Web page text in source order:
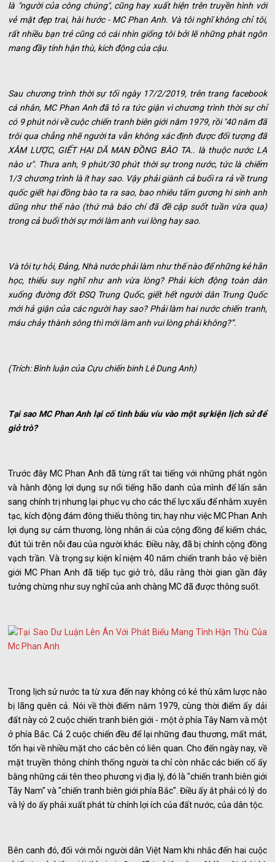
là "người của công chúng", cũng hay xuất hiện trên truyền hình với
vẻ mặt đẹp trai, hài hước - MC Phan Anh. Và tôi nghĩ không chỉ tôi,
rất nhiều bạn trẻ cũng có cái nhìn giống tôi bởi lẽ những phát ngôn
mang đầy tính hận thù, kích động của cậu.
Sau chương trình thời sự tối ngày 17/2/2019, trên trang facebook
cá nhân, MC Phan Anh đã tỏ ra tức giận vì chương trình thời sự chỉ
có 9 phút nói về cuộc chiến tranh biên giới năm 1979, rồi "40 năm đã
trôi qua chẳng nhẽ người ta vẫn không xác định được đối tượng đã
XÂM LƯỢC, GIẾT HẠI DÃ MAN ĐỒNG BÀO TA.. là thuộc nước LẠ
nào ư". Thưa anh, 9 phút/30 phút thời sự trong nước, tức là chiếm
1/3 chương trình là ít hay sao. Vậy phải giành cả buổi ra rả về trung
quốc giết hại đồng bào ta ra sao, bao nhiêu tấm gương hi sinh anh
dũng như thế nào (thứ mà báo chí đã đề cập suốt tuần vừa qua)
trong cả buổi thời sự mới làm anh vui lòng hay sao.
Và tôi tự hỏi, Đảng, Nhà nước phải làm như thế nào để những kẻ hằn
học, thiếu suy nghĩ như anh vừa lòng? Phải kích động toàn dân
xuống đường đốt ĐSQ Trung Quốc, giết hết người dân Trung Quốc
mới hả giận của các người hay sao? Phải làm hai nước chiến tranh,
máu chảy thành sông thì mới làm anh vui lòng phải không?”.
(Trích: Bình luận của Cựu chiến binh Lê Dung Anh)
Tại sao MC Phan Anh lại cố tình bấu víu vào một sự kiện lịch sử để
giở trò?
Trước đây MC Phan Anh đã từng rất tai tiếng với những phát ngôn
và hành động lợi dụng sự nổi tiếng hão danh của mình để lấn sân
sang chính trị nhưng lại phục vụ cho các thế lực xấu để nhằm xuyên
tạc, kích động đám đông thiếu thông tin; hay như việc MC Phan Anh
lợi dụng sự cảm thương, lòng nhân ái của cộng đồng để kiếm chác,
đút túi trên nỗi đau của người khác. Điều này, đã bị chính cộng đồng
vạch trần. Và trọng sự kiện kỉ niệm 40 năm chiến tranh bảo vệ biên
giới MC Phan Anh đã tiếp tục giở trò, dẫu rằng thời gian gần đây
tưởng chừng như suy nghĩ của anh chàng MC đã được thông suốt.
Trong lịch sử nước ta từ xưa đến nay không có kẻ thù xâm lược nào
bị lãng quên cả. Nói về thời điểm năm 1979, cùng thời điểm ấy dải
đất này có 2 cuộc chiến tranh biên giới - một ở phía Tây Nam và một
ở phía Bắc. Cả 2 cuộc chiến đều để lại những đau thương, mất mát,
tổn hại về nhiều mặt cho các bên có liên quan. Cho đến ngày nay, về
mặt truyền thông chính thống người ta chỉ còn nhắc các biến cố ấy
bằng những cái tên theo phương vị địa lý, đó là "chiến tranh biên giới
Tây Nam" và "chiến tranh biên giới phía Bắc". Điều ấy ắt phải có lý do
và lý do ấy phải xuất phát từ chính lợi ích của đất nước, của dân tộc.
Bên canh đó, đối với mỗi người dân Việt Nam khi nhắc đến hai cuộc